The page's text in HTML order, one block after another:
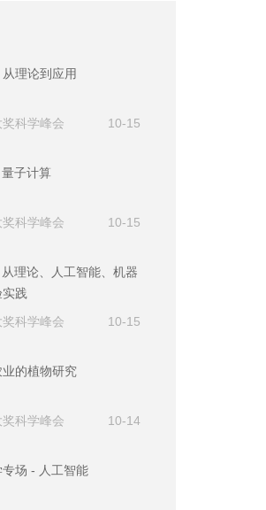
理论到应用
科学峰会 10-15
子计算
科学峰会 10-15
理论、人工智能、机器
践
科学峰会
10-15
的植物研究
科学峰会 10-14
场 - 人工智能